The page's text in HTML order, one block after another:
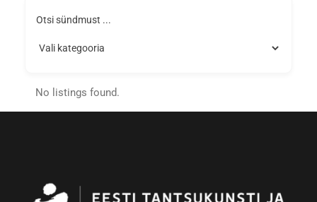
Otsi sündmust ...
No listings found.